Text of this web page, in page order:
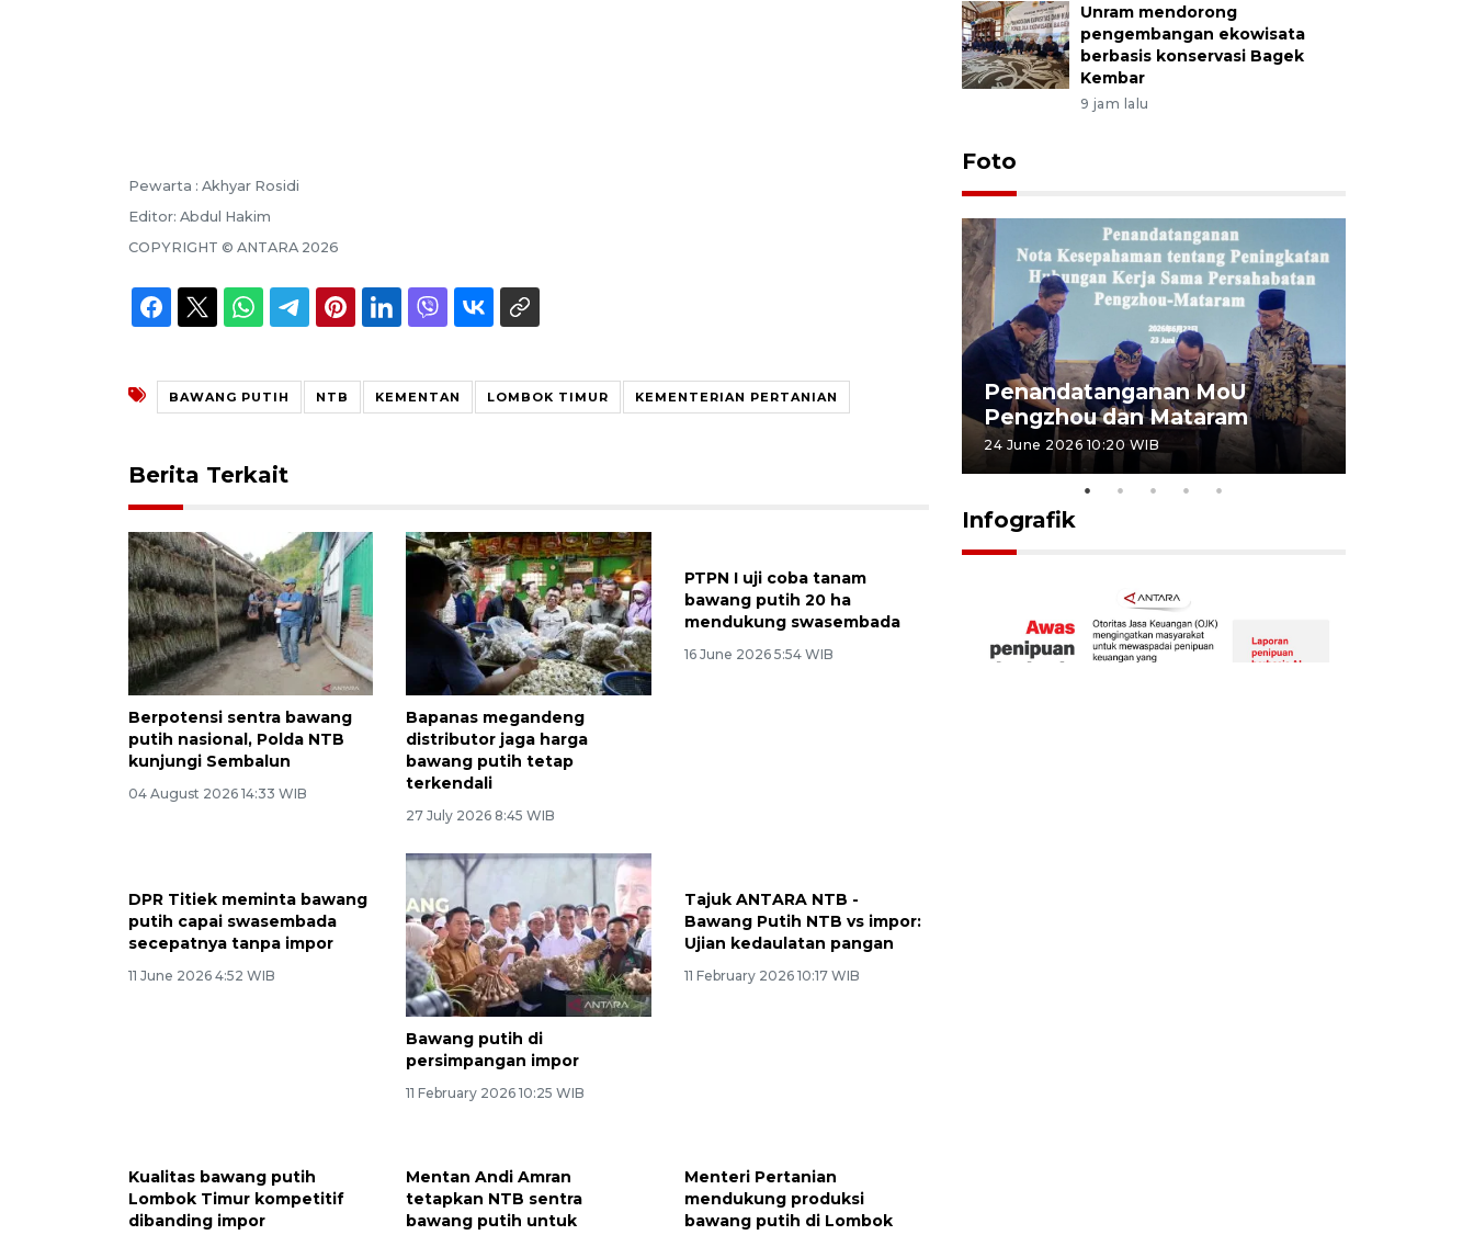
Pewarta : Akhyar Rosidi
Editor: Abdul Hakim
COPYRIGHT © ANTARA 2026
BAWANG PUTIH NTB KEMENTAN LOMBOK TIMUR KEMENTERIAN PERTANIAN
Berita Terkait
Berpotensi sentra bawang
putih nasional, Polda NTB
kunjungi Sembalun
04 August 2026 14:33 WIB
Bapanas megandeng
distributor jaga harga
bawang putih tetap
terkendali
27 July 2026 8:45 WIB
DPR Titiek meminta bawang
putih capai swasembada
secepatnya tanpa impor
11 June 2026 4:52 WIB
Bawang putih di
persimpangan impor
11 February 2026 10:25 WIB
Tajuk ANTARA NTB -
Bawang Putih NTB vs impor:
Ujian kedaulatan pangan
11 February 2026 10:17 WIB
Unram mendorong
pengembangan ekowisata
berbasis konservasi Bagek
Kembar
9 jam lalu
Foto
Sidang putusan terdakwa
pembunuhan Brigadir Nurhadi
Penandatanganan MoU
Pengzhou dan Mataram
24 June 2026 10:20 WIB
Infografik
Ekspedisi Rupiah Berdaulat